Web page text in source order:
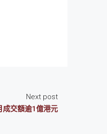
Next post
交額逾1億港元